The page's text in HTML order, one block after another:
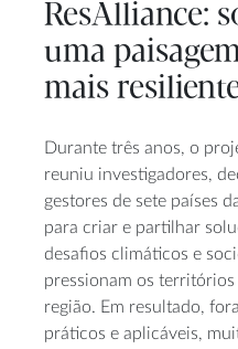
ResAlliance:
uma
mais
Durante três anos, o
reuniu investigadores,
gestores de sete países
para criar e partilhar
desafios climáticos e
pressionam os
região. Em resultado,
práticos e aplicáveis,